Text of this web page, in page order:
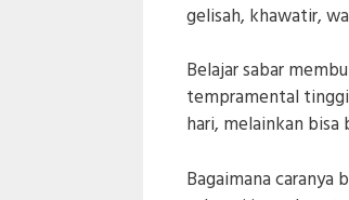
gelisah, khawatir,
Belajar sabar
tempramental
hari, melainkan
Bagaimana caranya